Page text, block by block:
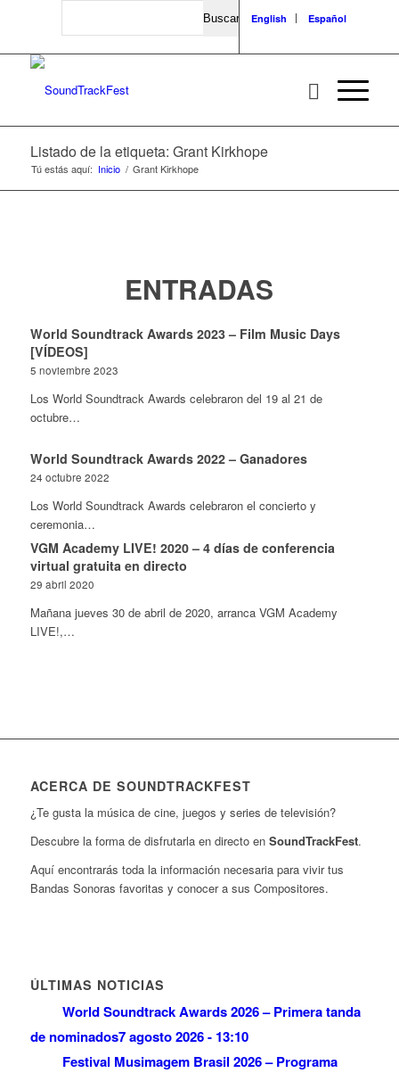
Search
English Español
Listado de la etiqueta: Grant Kirkhope
Tú estás aquí: Inicio / Grant Kirkhope
ENTRADAS
World Soundtrack Awards 2023 – Film Music Days
[VÍDEOS]
5 noviembre 2023
Los World Soundtrack Awards celebraron del 19 al 21 de
octubre…
World Soundtrack Awards 2022 – Ganadores
24 octubre 2022
Los World Soundtrack Awards celebraron el concierto y
ceremonia…
VGM Academy LIVE! 2020 – 4 días de conferencia
virtual gratuita en directo
29 abril 2020
Mañana jueves 30 de abril de 2020, arranca VGM Academy
LIVE!,…
ACERCA DE SOUNDTRACKFEST
¿Te gusta la música de cine, juegos y series de televisión?
Descubre la forma de disfrutarla en directo en SoundTrackFest.
Aquí encontrarás toda la información necesaria para vivir tus
Bandas Sonoras favoritas y conocer a sus Compositores.
ÚLTIMAS NOTICIAS
World Soundtrack Awards 2026 – Primera tanda
de nominados7 agosto 2026 - 13:10
Festival Musimagem Brasil 2026 – Programa